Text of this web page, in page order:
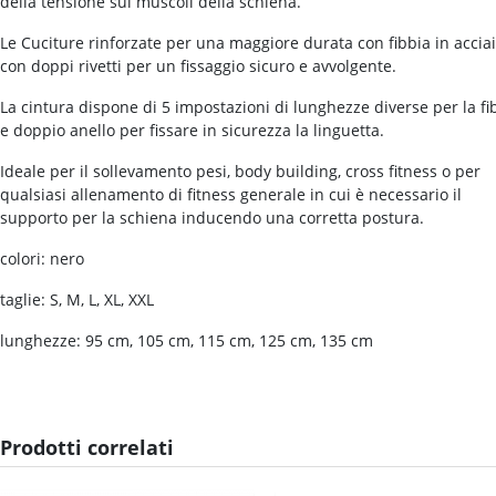
Le Cuciture rinforzate per una maggiore durata con fibbia in
con doppi rivetti per un fissaggio sicuro e avvolgente.
La cintura dispone di 5 impostazioni di lunghezze diverse per la
e doppio anello per fissare in sicurezza la linguetta.
Ideale per il sollevamento pesi, body building, cross fitness o per
qualsiasi allenamento di fitness generale in cui è necessario il
supporto per la schiena inducendo una corretta postura.
colori: nero
taglie: S, M, L, XL, XXL
lunghezze: 95 cm, 105 cm, 115 cm, 125 cm, 135 cm
Prodotti correlati